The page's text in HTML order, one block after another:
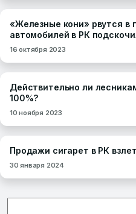
«Железные кони» рвутся в
автомобилей в РК
16 октября 2023
Действительно ли
100%?
10 ноября 2023
Продажи сигарет в РК
30 января 2024